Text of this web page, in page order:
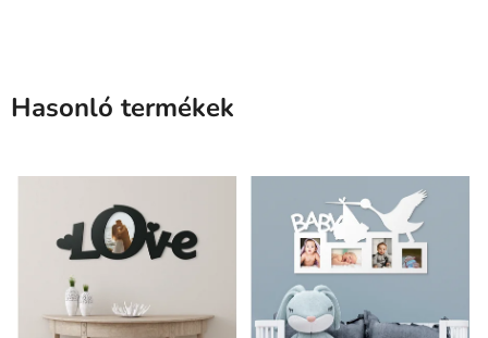
Hasonló termékek